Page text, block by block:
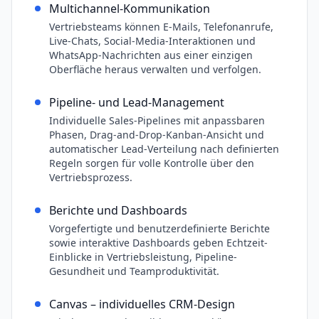
Multichannel-Kommunikation
Vertriebsteams können E-Mails, Telefonanrufe,
Live-Chats, Social-Media-Interaktionen und
WhatsApp-Nachrichten aus einer einzigen
Oberfläche heraus verwalten und verfolgen.
Pipeline- und Lead-Management
Individuelle Sales-Pipelines mit anpassbaren
Phasen, Drag-and-Drop-Kanban-Ansicht und
automatischer Lead-Verteilung nach definierten
Regeln sorgen für volle Kontrolle über den
Vertriebsprozess.
Berichte und Dashboards
Vorgefertigte und benutzerdefinierte Berichte
sowie interaktive Dashboards geben Echtzeit-
Einblicke in Vertriebsleistung, Pipeline-
Gesundheit und Teamproduktivität.
Canvas – individuelles CRM-Design